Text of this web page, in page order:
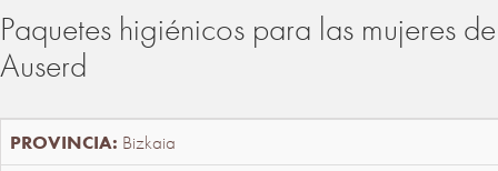
Paquetes higiénicos para las mujeres
Auserd
Bizkaia